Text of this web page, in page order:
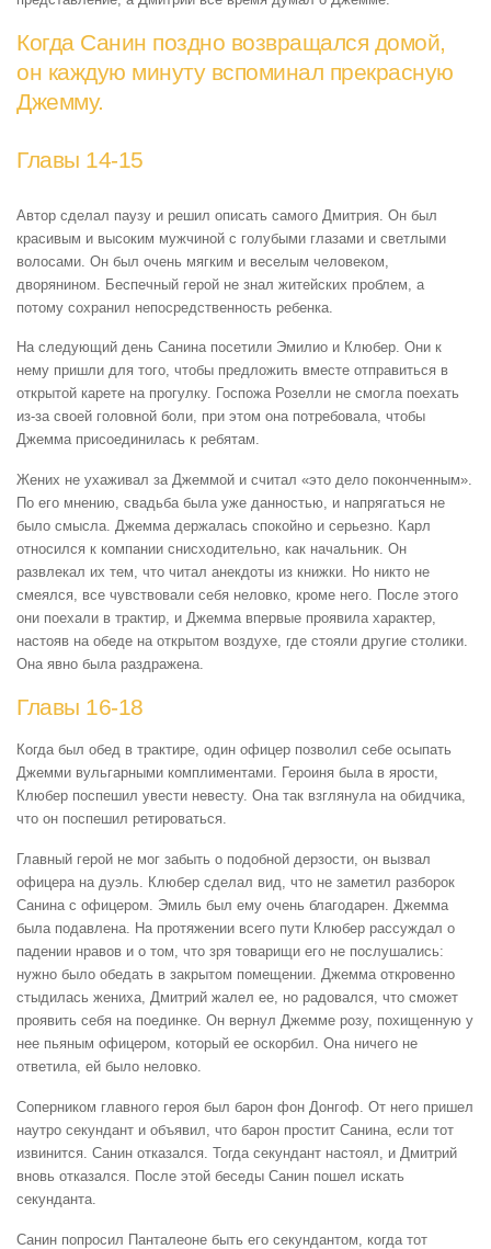
Когда Санин поздно возвращался домой,
он каждую минуту вспоминал прекрасную
Джемму.
Главы 14-15
Автор сделал паузу и решил описать самого Дмитрия. Он был
красивым и высоким мужчиной с голубыми глазами и светлыми
волосами. Он был очень мягким и веселым человеком,
дворянином. Беспечный герой не знал житейских проблем, а
потому сохранил непосредственность ребенка.
На следующий день Санина посетили Эмилио и Клюбер. Они к
нему пришли для того, чтобы предложить вместе отправиться в
открытой карете на прогулку. Госпожа Розелли не смогла поехать
из-за своей головной боли, при этом она потребовала, чтобы
Джемма присоединилась к ребятам.
Жених не ухаживал за Джеммой и считал «это дело поконченным».
По его мнению, свадьба была уже данностью, и напрягаться не
было смысла. Джемма держалась спокойно и серьезно. Карл
относился к компании снисходительно, как начальник. Он
развлекал их тем, что читал анекдоты из книжки. Но никто не
смеялся, все чувствовали себя неловко, кроме него. После этого
они поехали в трактир, и Джемма впервые проявила характер,
настояв на обеде на открытом воздухе, где стояли другие столики.
Она явно была раздражена.
Главы 16-18
Когда был обед в трактире, один офицер позволил себе осыпать
Джемми вульгарными комплиментами. Героиня была в ярости,
Клюбер поспешил увести невесту. Она так взглянула на обидчика,
что он поспешил ретироваться.
Главный герой не мог забыть о подобной дерзости, он вызвал
офицера на дуэль. Клюбер сделал вид, что не заметил разборок
Санина с офицером. Эмиль был ему очень благодарен. Джемма
была подавлена. На протяжении всего пути Клюбер рассуждал о
падении нравов и о том, что зря товарищи его не послушались:
нужно было обедать в закрытом помещении. Джемма откровенно
стыдилась жениха, Дмитрий жалел ее, но радовался, что сможет
проявить себя на поединке. Он вернул Джемме розу, похищенную у
нее пьяным офицером, который ее оскорбил. Она ничего не
ответила, ей было неловко.
Соперником главного героя был барон фон Донгоф. От него пришел
наутро секундант и объявил, что барон простит Санина, если тот
извинится. Санин отказался. Тогда секундант настоял, и Дмитрий
вновь отказался. После этой беседы Санин пошел искать
секунданта.
Санин попросил Панталеоне быть его секундантом, когда тот